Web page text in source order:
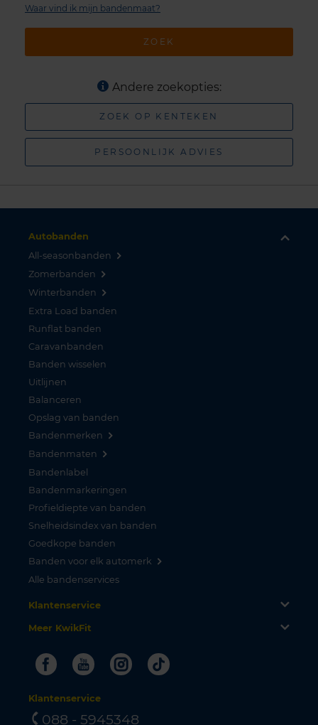
ZOEK
Waar vind ik mijn bandenmaat?
Andere zoekopties:
ZOEK OP KENTEKEN
PERSOONLIJK ADVIES
Autobanden
All-seasonbanden
Zomerbanden
Winterbanden
Extra Load banden
Runflat banden
Caravanbanden
Banden wisselen
Uitlijnen
Balanceren
Opslag van banden
Bandenmerken
Bandenmaten
Bandenlabel
Bandenmarkeringen
Profieldiepte van banden
Snelheidsindex van banden
Goedkope banden
Banden voor elk automerk
Alle bandenservices
Klantenservice
Meer KwikFit
FacebookYoutubeInstagram
Tiktok
Klantenservice
088 - 5945348